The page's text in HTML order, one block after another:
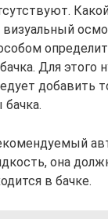
Для
добавить
она
в бачке.